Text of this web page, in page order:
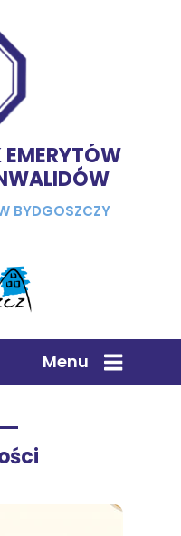
BYDGOSZCZY
Menu